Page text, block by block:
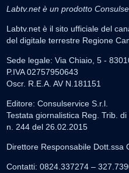
Labtv.net è un prodotto
Labtv.net è il sito ufficiale del
del digitale terrestre Regione
Sede legale: Via Chiaio, 5 -
P.IVA 02757950643
Oscr. R.E.A. AV N.181151
Editore: Consulservice S.r.l.
Testata giornalistica Reg. Trib.
n. 244 del 26.02.2015
Direttore Responsabile Dott.ssa
Contatti: 0824.337274 –